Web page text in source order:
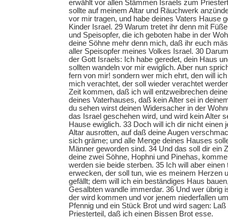
erwählt vor allen Stämmen Israels zum
sollte auf meinem Altar und Räuchwerk
vor mir tragen, und habe deines Vaters Hause
Kinder Israel. 29 Warum tretet ihr denn mit
und Speisopfer, die ich geboten habe in der
deine Söhne mehr denn mich, daß ihr euch
aller Speisopfer meines Volkes Israel. 30
der Gott Israels: Ich habe geredet, dein Haus
sollten wandeln vor mir ewiglich. Aber nun
fern von mir! sondern wer mich ehrt, den will
mich verachtet, der soll wieder verachtet
Zeit kommen, daß ich will entzweibrechen
deines Vaterhauses, daß kein Alter sei in
du sehen wirst deinen Widersacher in der
das Israel geschehen wird, und wird kein Alter
Hause ewiglich. 33 Doch will ich dir nicht einen
Altar ausrotten, auf daß deine Augen
sich gräme; und alle Menge deines Hauses
Männer geworden sind. 34 Und das soll dir ein
deine zwei Söhne, Hophni und Pinehas,
werden sie beide sterben. 35 Ich will aber einen
erwecken, der soll tun, wie es meinem Herzen
gefällt; dem will ich ein beständiges Haus
Gesalbten wandle immerdar. 36 Und wer übrig
der wird kommen und vor jenem niederfallen
Pfennig und ein Stück Brot und wird sagen:
Priesterteil, daß ich einen Bissen Brot esse.